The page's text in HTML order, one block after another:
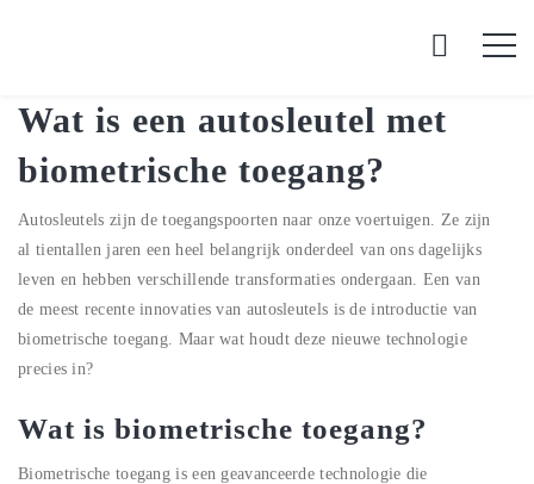
Wat is een autosleutel met
biometrische toegang?
Autosleutels zijn de toegangspoorten naar onze voertuigen. Ze zijn
al tientallen jaren een heel belangrijk onderdeel van ons dagelijks
leven en hebben verschillende transformaties ondergaan. Een van
de meest recente innovaties van autosleutels is de introductie van
biometrische toegang. Maar wat houdt deze nieuwe technologie
precies in?
Wat is biometrische toegang?
Biometrische toegang is een geavanceerde technologie die